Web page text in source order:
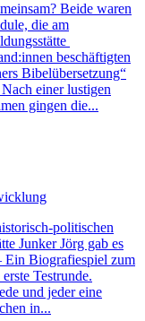
Beide waren
die am
beschäftigten
Bibelübersetzung“
einer lustigen
gingen die...
politischen
Junker Jörg gab es
Ein Biografiespiel zum
Testrunde.
und jeder eine
in...